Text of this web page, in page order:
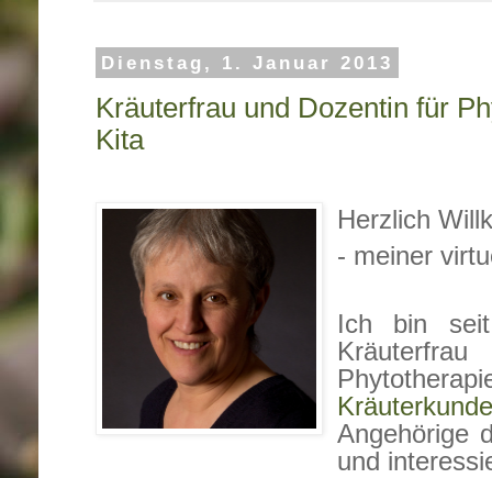
Dienstag, 1. Januar 2013
Kräuterfrau und Dozentin für
Kita
Herzlich
- meiner
Ich bin
Angehörige
und